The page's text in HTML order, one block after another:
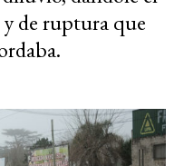
de ruptura que